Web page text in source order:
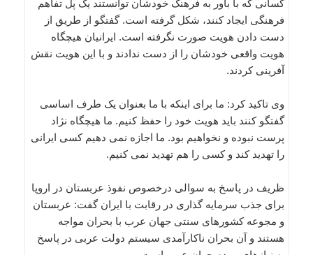
کسانی که با باور به فرهنگ خودشان توانستند یک پل تفاهم
فرهنگی ایجاد کنند، شکل گرفته است. گفتگو از طریق از
دست دادن هویت صورت نگرفته است. ایرانیان هیچگاه
هویت واقعی خودشان را از دست ندادند و با این هویت نقش
آفرینی کردند.
وی تاکید کرد: ما برای اینکه با ما بعنوان یک طرف اساسی
گفتگو کنند باید هویت خود را حفظ کنیم. ما هیچگاه نژاد
پرست نبوده و نخواهیم بود. ما اجازه نمی دهیم کسی ایرانی
را تهدید کند و کسی را هم تهدید نمی کنیم.
ظریف در پاسخ به سوالی درخصوص نفوذ عربستان در اروپا
برای جذب سرمایه گذاری در رقابت با ایران گفت: عربستان
و مجوعه کشورهای سنتی جهان عرب با بحران مواجه
هستند و آن بحران ناکارآمدی سیستم دولت عربی در پاسخ